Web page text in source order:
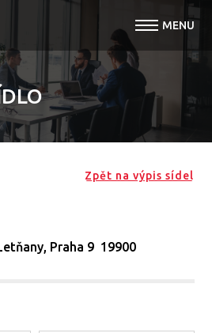
Zpět na výpis sídel
Praha 9 19900